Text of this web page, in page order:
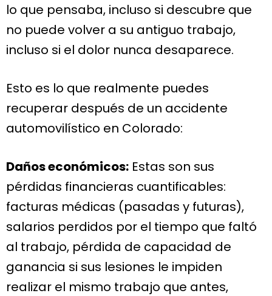
lo que pensaba, incluso si descubre que
no puede volver a su antiguo trabajo,
incluso si el dolor nunca desaparece.
Esto es lo que realmente puedes
recuperar después de un accidente
automovilístico en Colorado:
Daños económicos: Estas son sus
pérdidas financieras cuantificables:
facturas médicas (pasadas y futuras),
salarios perdidos por el tiempo que faltó
al trabajo, pérdida de capacidad de
ganancia si sus lesiones le impiden
realizar el mismo trabajo que antes,